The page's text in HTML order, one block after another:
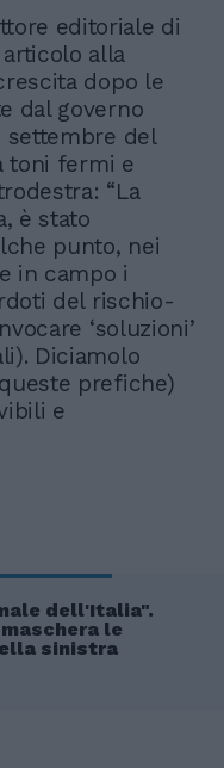
editoriale di
alla
dopo le
dal governo
settembre del
toni fermi e
“La
è stato
punto, nei
in campo i
del rischio-
‘soluzioni’
Diciamolo
prefiche)
e
dell'Italia".
le
sinistra